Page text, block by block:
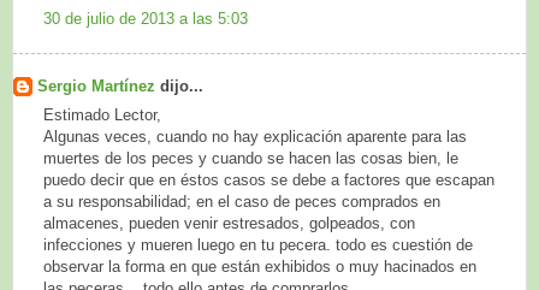
30 de julio de 2013 a las 5:03
Sergio Martínez dijo...
Estimado Lector,
Algunas veces, cuando no hay explicación aparente para las
muertes de los peces y cuando se hacen las cosas bien, le
puedo decir que en éstos casos se debe a factores que escapan
a su responsabilidad; en el caso de peces comprados en
almacenes, pueden venir estresados, golpeados, con
infecciones y mueren luego en tu pecera. todo es cuestión de
observar la forma en que están exhibidos o muy hacinados en